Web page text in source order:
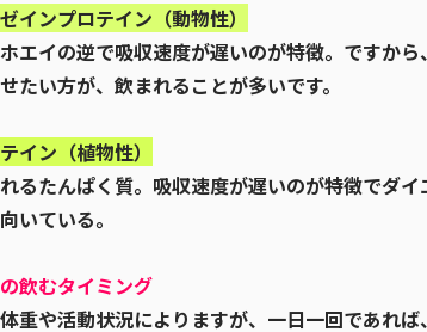
インプロテイン（動物性）
エイの逆で吸収速度が遅いのが特徴。ですか
たい方が、飲まれることが多いです。
イン（植物性）
るたんぱく質。吸収速度が遅いのが特徴でダ
いている。
飲むタイミング
重や活動状況によりますが、一日一回であれば